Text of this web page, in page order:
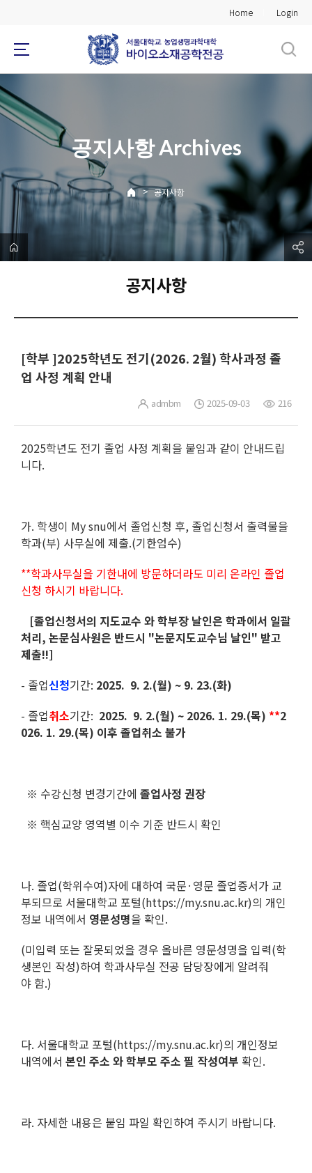
메
뉴
Home Login
공지사항 Archives
> 공지사항
공지사항
[학부 ]2025학년도 전기(2026. 2월) 학사과정 졸
업 사정 계획 안내
admbm 2025-09-03 216
2025학년도 전기 졸업 사정 계획을 붙임과 같이 안내드립
니다.
가. 학생이 My snu에서 졸업신청 후, 졸업신청서 출력물을
학과(부) 사무실에 제출.(기한엄수)
**학과사무실을 기한내에 방문하더라도 미리 온라인 졸업
신청 하시기 바랍니다.
[졸업신청서의 지도교수 와 학부장 날인은 학과에서 일괄
처리, 논문심사원은 반드시 "논문지도교수님 날인" 받고
제출!!]
- 졸업신청기간: 2025. 9. 2.(월) ~ 9. 23.(화)
- 졸업취소기간: 2025. 9. 2.(월) ~ 2026. 1. 29.(목) **2
026. 1. 29.(목) 이후 졸업취소 불가
※ 수강신청 변경기간에 졸업사정 권장
※ 핵심교양 영역별 이수 기준 반드시 확인
나. 졸업(학위수여)자에 대하여 국문·영문 졸업증서가 교
부되므로 서울대학교 포털(https://my.snu.ac.kr)의 개인
정보 내역에서 영문성명을 확인.
(미입력 또는 잘못되었을 경우 올바른 영문성명을 입력(학
생본인 작성)하여 학과사무실 전공 담당장에게 알려줘
야 함.)
다. 서울대학교 포털(https://my.snu.ac.kr)의 개인정보
내역에서 본인 주소 와 학부모 주소 필 작성여부 확인.
라. 자세한 내용은 붙임 파일 확인하여 주시기 바랍니다.